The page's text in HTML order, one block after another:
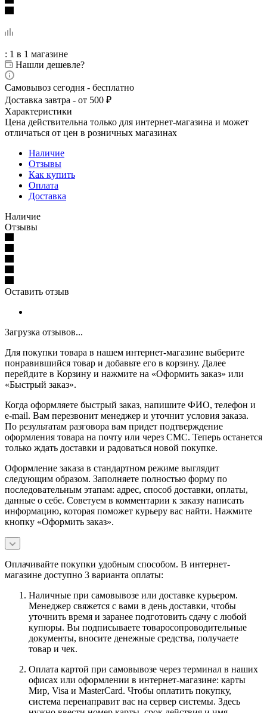
: 1 в 1 магазине
Нашли дешевле?
Самовывоз сегодня - бесплатно
Доставка завтра - от 500 ₽
Характеристики
Цена действительна только для интернет-магазина и может
отличаться от цен в розничных магазинах
Наличие
Отзывы
Как купить
Оплата
Доставка
Наличие
Отзывы
Оставить отзыв
Загрузка отзывов...
Для покупки товара в нашем интернет-магазине выберите
понравившийся товар и добавьте его в корзину. Далее
перейдите в Корзину и нажмите на «Оформить заказ» или
«Быстрый заказ».
Когда оформляете быстрый заказ, напишите ФИО, телефон и
e-mail. Вам перезвонит менеджер и уточнит условия заказа.
По результатам разговора вам придет подтверждение
оформления товара на почту или через СМС. Теперь останется
только ждать доставки и радоваться новой покупке.
Оформление заказа в стандартном режиме выглядит
следующим образом. Заполняете полностью форму по
последовательным этапам: адрес, способ доставки, оплаты,
данные о себе. Советуем в комментарии к заказу написать
информацию, которая поможет курьеру вас найти. Нажмите
кнопку «Оформить заказ».
Оплачивайте покупки удобным способом. В интернет-
магазине доступно 3 варианта оплаты:
Наличные при самовывозе или доставке курьером.
Менеджер свяжется с вами в день доставки, чтобы
уточнить время и заранее подготовить сдачу с любой
купюры. Вы подписываете товаросопроводительные
документы, вносите денежные средства, получаете
товар и чек.
Оплата картой при самовывозе через терминал в наших
офисах или оформлении в интернет-магазине: карты
Мир, Visa и MasterCard. Чтобы оплатить покупку,
система перенаправит вас на сервер системы. Здесь